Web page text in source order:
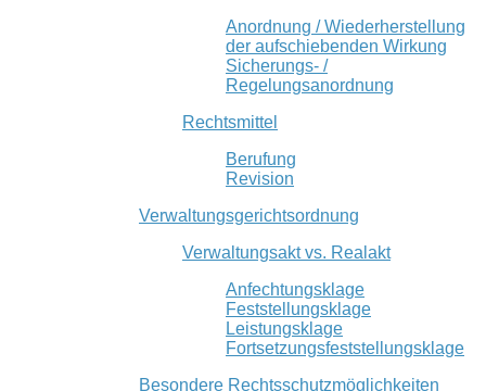
Anordnung / Wiederherstellung
der aufschiebenden Wirkung
Sicherungs- /
Regelungsanordnung
Rechtsmittel
Berufung
Revision
Verwaltungsgerichtsordnung
Verwaltungsakt vs. Realakt
Anfechtungsklage
Feststellungsklage
Leistungsklage
Fortsetzungsfeststellungsklage
Besondere Rechtsschutzmöglichkeiten